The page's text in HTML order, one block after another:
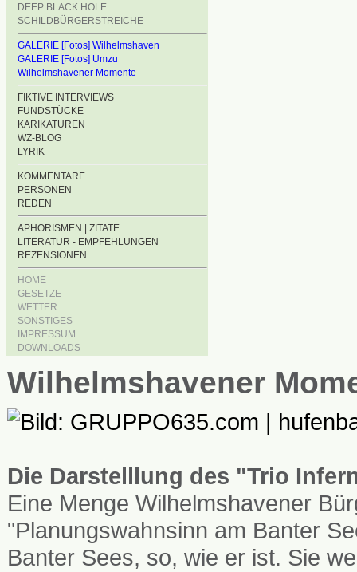
DEEP BLACK HOLE
SCHILDBÜRGERSTREICHE
GALERIE [Fotos] Wilhelmshaven
GALERIE [Fotos] Umzu
Wilhelmshavener Momente
FIKTIVE INTERVIEWS
FUNDSTÜCKE
KARIKATUREN
WZ-BLOG
LYRIK
KOMMENTARE
PERSONEN
REDEN
APHORISMEN | ZITATE
LITERATUR - EMPFEHLUNGEN
REZENSIONEN
HOME
GESETZE
WETTER
SONSTIGES
IMPRESSUM
DOWNLOADS
Wilhelmshavener
Die Darstelllung des "Trio
Eine Menge Wilhelmshavener
"Planungswahnsinn am Banter
Banter Sees, so, wie er ist. Sie